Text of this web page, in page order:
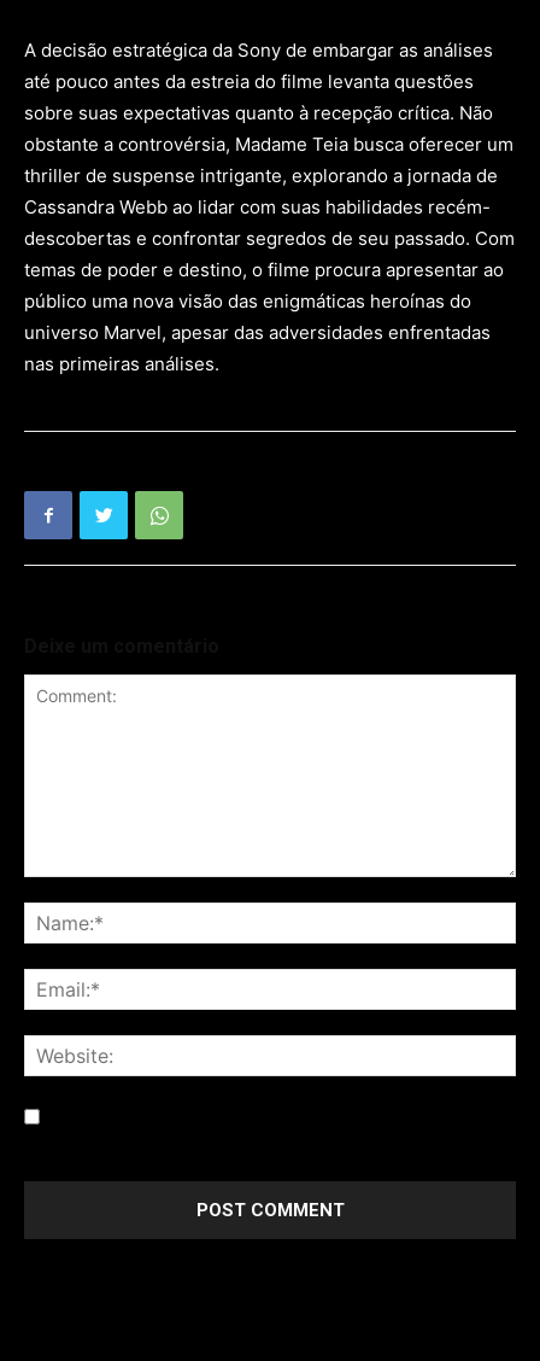
A decisão estratégica da Sony de embargar as análises
até pouco antes da estreia do filme levanta questões
sobre suas expectativas quanto à recepção crítica. Não
obstante a controvérsia, Madame Teia busca oferecer um
thriller de suspense intrigante, explorando a jornada de
Cassandra Webb ao lidar com suas habilidades recém-
descobertas e confrontar segredos de seu passado. Com
temas de poder e destino, o filme procura apresentar ao
público uma nova visão das enigmáticas heroínas do
universo Marvel, apesar das adversidades enfrentadas
nas primeiras análises.